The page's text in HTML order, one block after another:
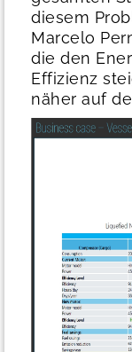
diesem
Marcelo
die den
Effizienz
näher auf